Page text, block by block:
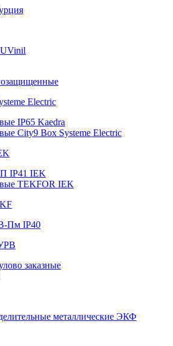
Electric
IP65 Kaedra
City9 Box Systeme Electric
IP41 IEK
TEKFOR IEK
Пм IP40
заказные
металлические ЭКФ